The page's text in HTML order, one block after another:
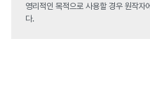
영리적인 목적으로 사용할 경우 원작
다.